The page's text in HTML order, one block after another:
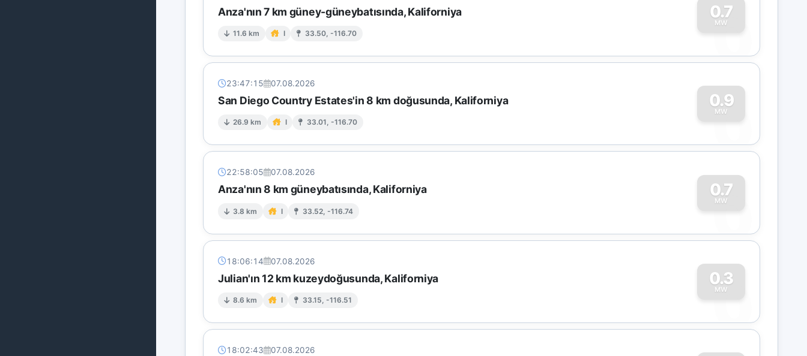
Anza'nın 7 km güney-güneybatısında, Kaliforniya
11.6 km I 33.50, -116.70
0.7
MW
0
23:47:15 07.08.2026
San Diego Country Estates'in 8 km doğusunda, Kaliforniya
26.9 km I 33.01, -116.70
0.9
MW
0
22:58:05 07.08.2026
Anza'nın 8 km güneybatısında, Kaliforniya
3.8 km I 33.52, -116.74
0.7
MW
0
18:06:14 07.08.2026
Julian'ın 12 km kuzeydoğusunda, Kaliforniya
8.6 km I 33.15, -116.51
0.3
MW
0
18:02:43 07.08.2026